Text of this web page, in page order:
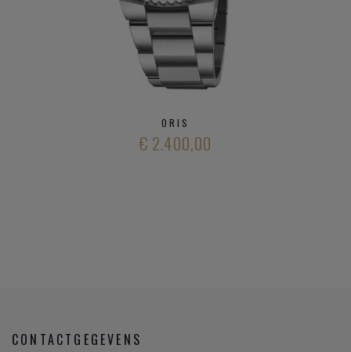
ORIS
€ 2.400,00
CONTACTGEGEVENS